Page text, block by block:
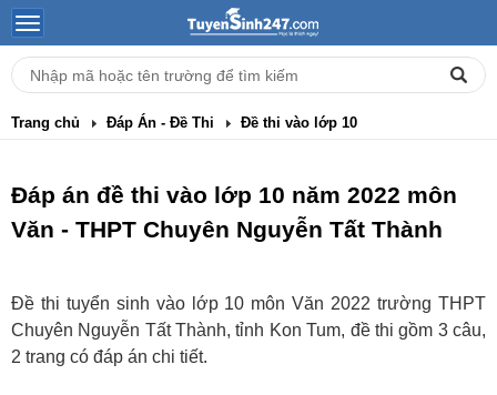
Trang chủ Đáp Án - Đề Thi Đề thi vào lớp 10
Đáp án đề thi vào lớp 10 năm 2022 môn
Văn - THPT Chuyên Nguyễn Tất Thành
Đề thi tuyển sinh vào lớp 10 môn Văn 2022 trường THPT
Chuyên Nguyễn Tất Thành, tỉnh Kon Tum, đề thi gồm 3 câu,
2 trang có đáp án chi tiết.